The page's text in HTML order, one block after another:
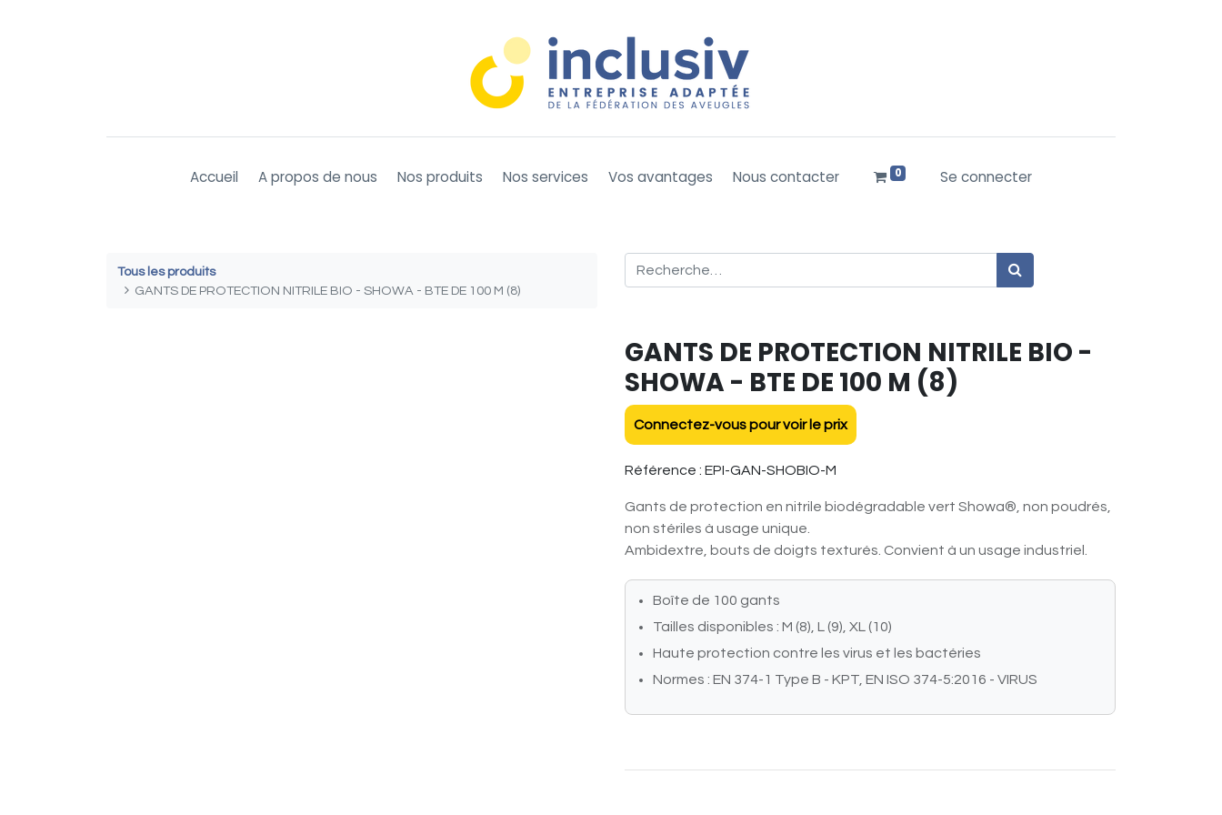
Accueil A propos de nous Nos produits Nos services Vos avantages Nous contacter 0 Se connecter
Tous les produits
GANTS DE PROTECTION NITRILE BIO - SHOWA - BTE DE 100 M (8)
GANTS DE PROTECTION NITRILE BIO -
SHOWA - BTE DE 100 M (8)
Connectez-vous pour voir le prix
Référence : EPI-GAN-SHOBIO-M
Gants de protection en nitrile biodégradable vert Showa®, non poudrés,
non stériles à usage unique.
Ambidextre, bouts de doigts texturés. Convient à un usage industriel.
Boîte de 100 gants
Tailles disponibles : M (8), L (9), XL (10)
Haute protection contre les virus et les bactéries
Normes : EN 374-1 Type B - KPT, EN ISO 374-5:2016 - VIRUS